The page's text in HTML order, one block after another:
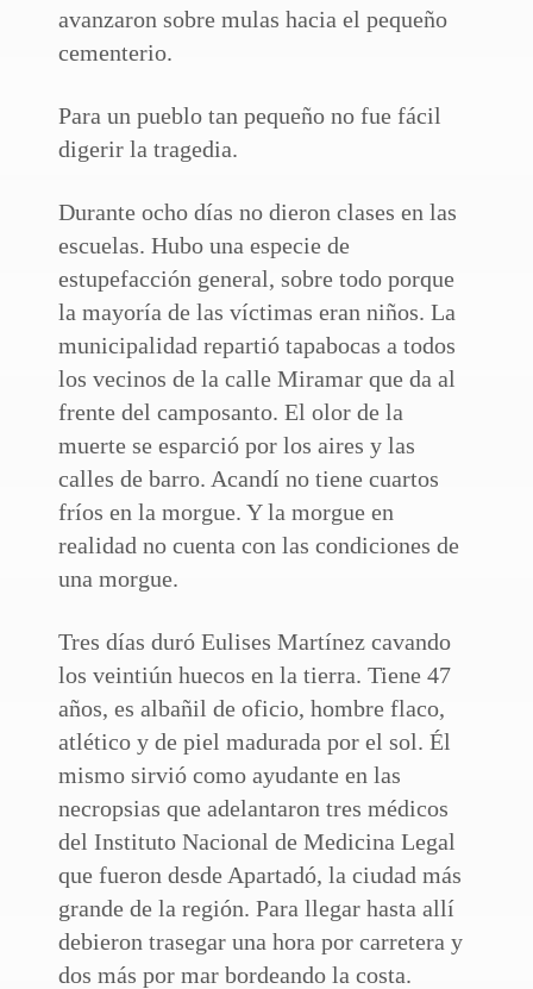
avanzaron sobre mulas hacia el pequeño
cementerio.
Para un pueblo tan pequeño no fue fácil
digerir la tragedia.
Durante ocho días no dieron clases en las
escuelas. Hubo una especie de
estupefacción general, sobre todo porque
la mayoría de las víctimas eran niños. La
municipalidad repartió tapabocas a todos
los vecinos de la calle Miramar que da al
frente del camposanto. El olor de la
muerte se esparció por los aires y las
calles de barro. Acandí no tiene cuartos
fríos en la morgue. Y la morgue en
realidad no cuenta con las condiciones de
una morgue.
Tres días duró Eulises Martínez cavando
los veintiún huecos en la tierra. Tiene 47
años, es albañil de oficio, hombre flaco,
atlético y de piel madurada por el sol. Él
mismo sirvió como ayudante en las
necropsias que adelantaron tres médicos
del Instituto Nacional de Medicina Legal
que fueron desde Apartadó, la ciudad más
grande de la región. Para llegar hasta allí
debieron trasegar una hora por carretera y
dos más por mar bordeando la costa.